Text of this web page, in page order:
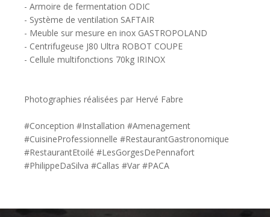
- Armoire de fermentation ODIC
- Système de ventilation SAFTAIR
- Meuble sur mesure en inox GASTROPOLAND
- Centrifugeuse J80 Ultra ROBOT COUPE
- Cellule multifonctions 70kg IRINOX
Photographies réalisées par Hervé Fabre
#Conception #Installation #Amenagement
#CuisineProfessionnelle #RestaurantGastronomique
#RestaurantEtoilé #LesGorgesDePennafort
#PhilippeDaSilva #Callas #Var #PACA